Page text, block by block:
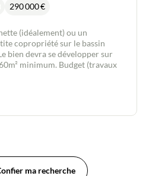
290 000€
(idéalement) ou un
copropriété sur le bassin
bien devra se développer sur
minimum. Budget (travaux
ma recherche